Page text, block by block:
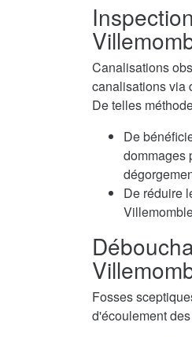
Canalisations
canalisations via
De telles
De
dommages
De réduire
Fosses
d'écoulement